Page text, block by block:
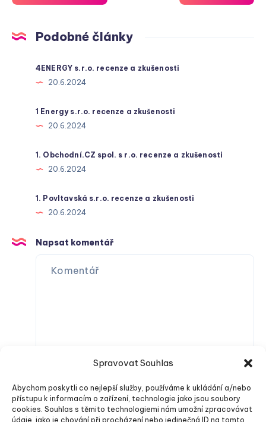
Spravovat Souhlas
Abychom poskytli co nejlepší služby, používáme k ukládání a/nebo
přístupu k informacím o zařízení, technologie jako jsou soubory
cookies. Souhlas s těmito technologiemi nám umožní zpracovávat
údaje, jako je chování při procházení nebo jedinečná ID na tomto
Podobné články
4ENERGY s.r.o. recenze a zkušenosti
20.6.2024
1 Energy s.r.o. recenze a zkušenosti
20.6.2024
1. Obchodní.CZ spol. s r.o. recenze a zkušenosti
20.6.2024
1. Povltavská s.r.o. recenze a zkušenosti
20.6.2024
Napsat komentář